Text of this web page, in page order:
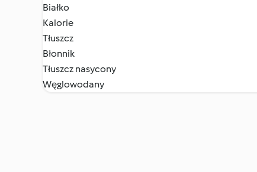
Białko
Kalorie
Tłuszcz
Błonnik
Tłuszcz nasycony
Węglowodany